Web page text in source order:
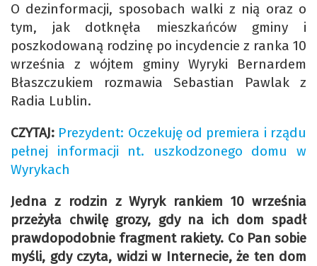
O dezinformacji, sposobach walki z nią oraz o
tym, jak dotknęła mieszkańców gminy i
poszkodowaną rodzinę po incydencie z ranka 10
września z wójtem gminy Wyryki Bernardem
Błaszczukiem rozmawia Sebastian Pawlak z
Radia Lublin.
CZYTAJ: Prezydent: Oczekuję od premiera i rządu
pełnej informacji nt. uszkodzonego domu w
Wyrykach
Jedna z rodzin z Wyryk rankiem 10 września
przeżyła chwilę grozy, gdy na ich dom spadł
prawdopodobnie fragment rakiety. Co Pan sobie
myśli, gdy czyta, widzi w Internecie, że ten dom